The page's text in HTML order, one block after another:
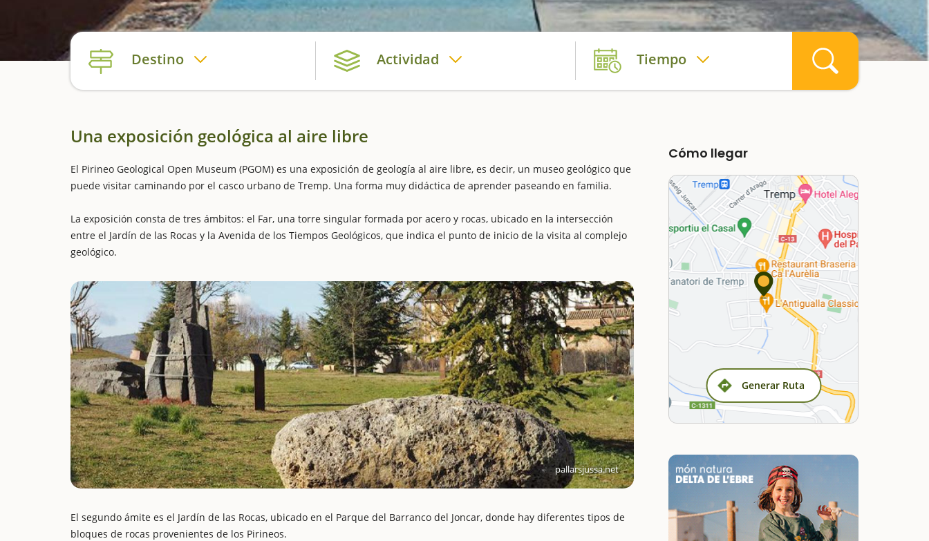
Destino Actividad Tiempo
Una exposición geológica al aire libre
El Pirineo Geological Open Museum (PGOM) es una exposición de geología al aire libre, es decir, un museo geológico que
puede visitar caminando por el casco urbano de Tremp. Una forma muy didáctica de aprender paseando en familia.
La exposición consta de tres ámbitos: el Far, una torre singular formada por acero y rocas, ubicado en la intersección
entre el Jardín de las Rocas y la Avenida de los Tiempos Geológicos, que indica el punto de inicio de la visita al complejo
geológico.
pallarsjussa.net
El segundo ámite es el Jardín de las Rocas, ubicado en el Parque del Barranco del Joncar, donde hay diferentes tipos de
bloques de rocas provenientes de los Pirineos.
Cómo llegar
Generar Ruta